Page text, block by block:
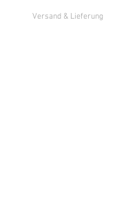
Versand & Lieferung